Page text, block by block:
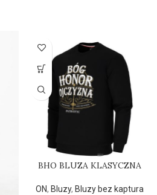
BHO BLUZA KLASYCZNA
ON, Bluzy, Bluzy bez kaptura